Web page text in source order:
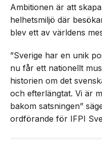
Ambitionen är att
helhetsmiljö där
blev ett av världens
”Sverige har en unik
nu får ett nationellt
historien om det
och efterlängtat. Vi är
bakom satsningen”
ordförande för IFPI